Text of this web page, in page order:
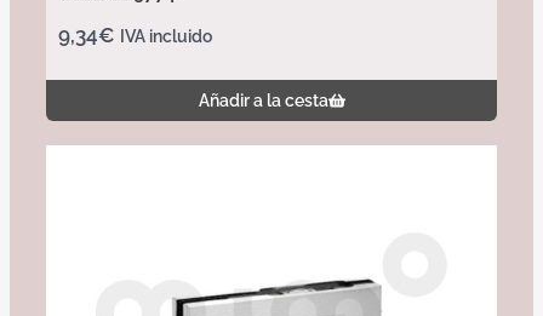
9,34€ IVA incluido
Añadir a la cesta